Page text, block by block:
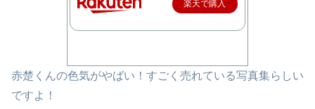
楽天で購入
赤楚くんの色気がやばい！すごく売れている写真集らしい
ですよ！